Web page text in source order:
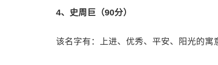
4、史周巨（90分）
该名字有：上进、优秀、平安、阳光的寓